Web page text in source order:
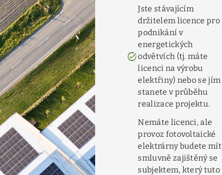
task_alt
Jste stávajícím
držitelem licence pro
podnikání v
energetických
odvětvích (tj. máte
licenci na výrobu
elektřiny) nebo se jím
stanete v průběhu
realizace projektu.
Nemáte licenci, ale
provoz fotovoltaické
elektrárny budete mít
smluvně zajištěný se
subjektem, který tuto